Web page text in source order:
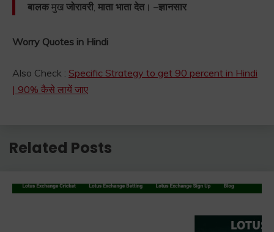
बालकमुखजोरावरी, माता भाता देत। –ज्ञानसार
Worry Quotes in Hindi
Also Check : Specific Strategy to get 90 percent in Hindi
| 90% कैसे लायें जाए
Related Posts